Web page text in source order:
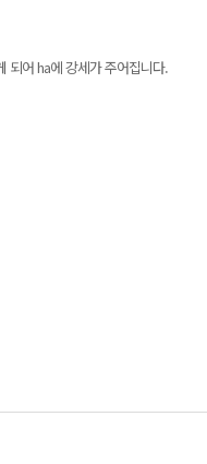
되어 ha에 강세가 주어집니다.